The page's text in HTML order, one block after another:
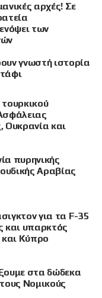
αρχές! Σε
των
γνωστή ιστορία
Ουκρανία και
πυρηνικής
Αραβίας
για τα F-35
και υπαρκτός
και Κύπρο
στα δώδεκα
Νομικούς